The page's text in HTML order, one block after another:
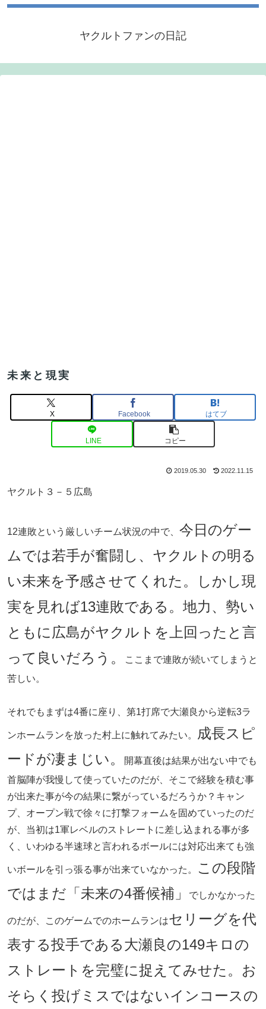
ヤクルトファンの日記
未来と現実
X Facebook はてブ
LINE コピー
2019.05.30 2022.11.15
ヤクルト３－５広島
12連敗という厳しいチーム状況の中で、 今日のゲー
ムでは若手が奮闘し、ヤクルトの明る
い未来を予感させてくれた。しかし現
実を見れば13連敗である。地力、勢い
ともに広島がヤクルトを上回ったと言
って良いだろう。
ここまで連敗が続いてしまうと
苦しい。
それでもまずは4番に座り、第1打席で大瀬良から逆転3ラ
ンホームランを放った村上に触れてみたい。
成長スピ
ードが凄まじい。
開幕直後は結果が出ない中でも
首脳陣が我慢して使っていたのだが、そこで経験を積む事
が出来た事が今の結果に繋がっているだろうか？キャン
プ、オープン戦で徐々に打撃フォームを固めていったのだ
が、当初は1軍レベルのストレートに差し込まれる事が多
く、いわゆる半速球と言われるボールには対応出来ても強
いボールを引っ張る事が出来ていなかった。
この段階
ではまだ「未来の4番候補」
でしかなかった
のだが、このゲームでのホームランはセリーグを代
表する投手である大瀬良の149キロの
ストレートを完璧に捉えてみせた。お
そらく投げミスではないインコースの